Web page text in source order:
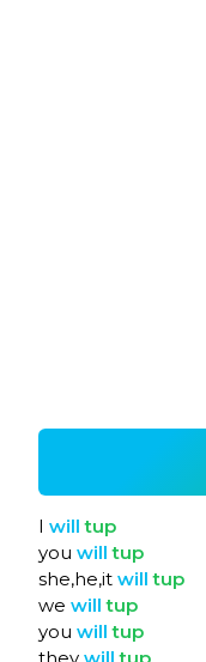
I willtup
you willtup
she,he,it willtup
we willtup
you willtup